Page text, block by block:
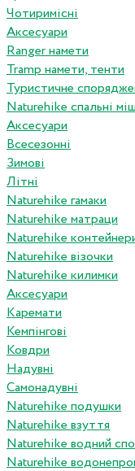
Чотиримісні
Аксесуари
Ranger намети
Tramp намети, тенти
Туристичне
Naturehike спальні
Аксесуари
Всесезонні
Зимові
Літні
Naturehike гамаки
Naturehike матраци
Naturehike
Naturehike візочки
Naturehike килимки
Аксесуари
Каремати
Кемпінгові
Ковдри
Надувні
Самонадувні
Naturehike подушки
Naturehike взуття
Naturehike водний
Naturehike